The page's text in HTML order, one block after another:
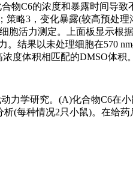
物C6的浓度和暴露时间导
略3，变化暴露(较高预处
胞活力测定。上面板显示根
结果以未处理细胞在570
度体积相匹配的DMSO体积。
力学研究。(A)化合物C6在
(每种情况2只小鼠)。在给